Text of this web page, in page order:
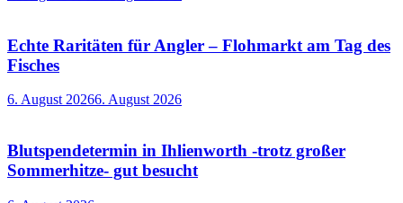
Echte Raritäten für Angler – Flohmarkt am Tag des
Fisches
6. August 20266. August 2026
Blutspendetermin in Ihlienworth -trotz großer
Sommerhitze- gut besucht